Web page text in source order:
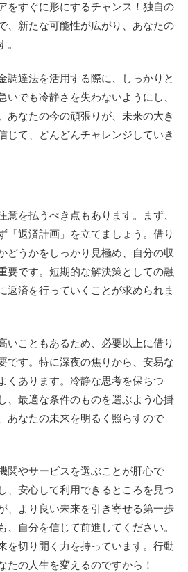
をすぐに形にするチャンス！独自の
、新たな可能性が広がり、あなたの
。
調達法を活用する際に、しっかりと
いでも冷静さを失わないようにし、
あなたの今の頑張りが、未来の大き
じて、どんどんチャレンジしていき
意を払うべき点もあります。まず、
「返済計画」を立てましょう。借り
どうかをしっかり見極め、自分の収
要です。短期的な解決策としての融
返済を行っていくことが求められま
いこともあるため、必要以上に借り
です。特に深夜の焦りから、安易な
くあります。冷静な思考を保ちつ
、最適な条件のものを選ぶよう心掛
あなたの未来を明るく照らすので
関やサービスを選ぶことが肝心で
、安心して利用できるところを見つ
、より良い未来を引き寄せる第一歩
、自分を信じて前進してください。
を切り開く力を持っています。行動
たの人生を変えるのですから！